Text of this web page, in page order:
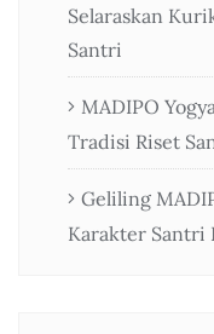
Selaraskan
Santri
MADIPO
Tradisi Riset
Geliling
Karakter Santri